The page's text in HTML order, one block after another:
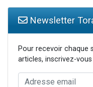
Newsletter
Pour recevoir chaque
articles, inscrivez-